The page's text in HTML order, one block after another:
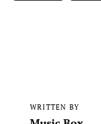
WRITTEN BY